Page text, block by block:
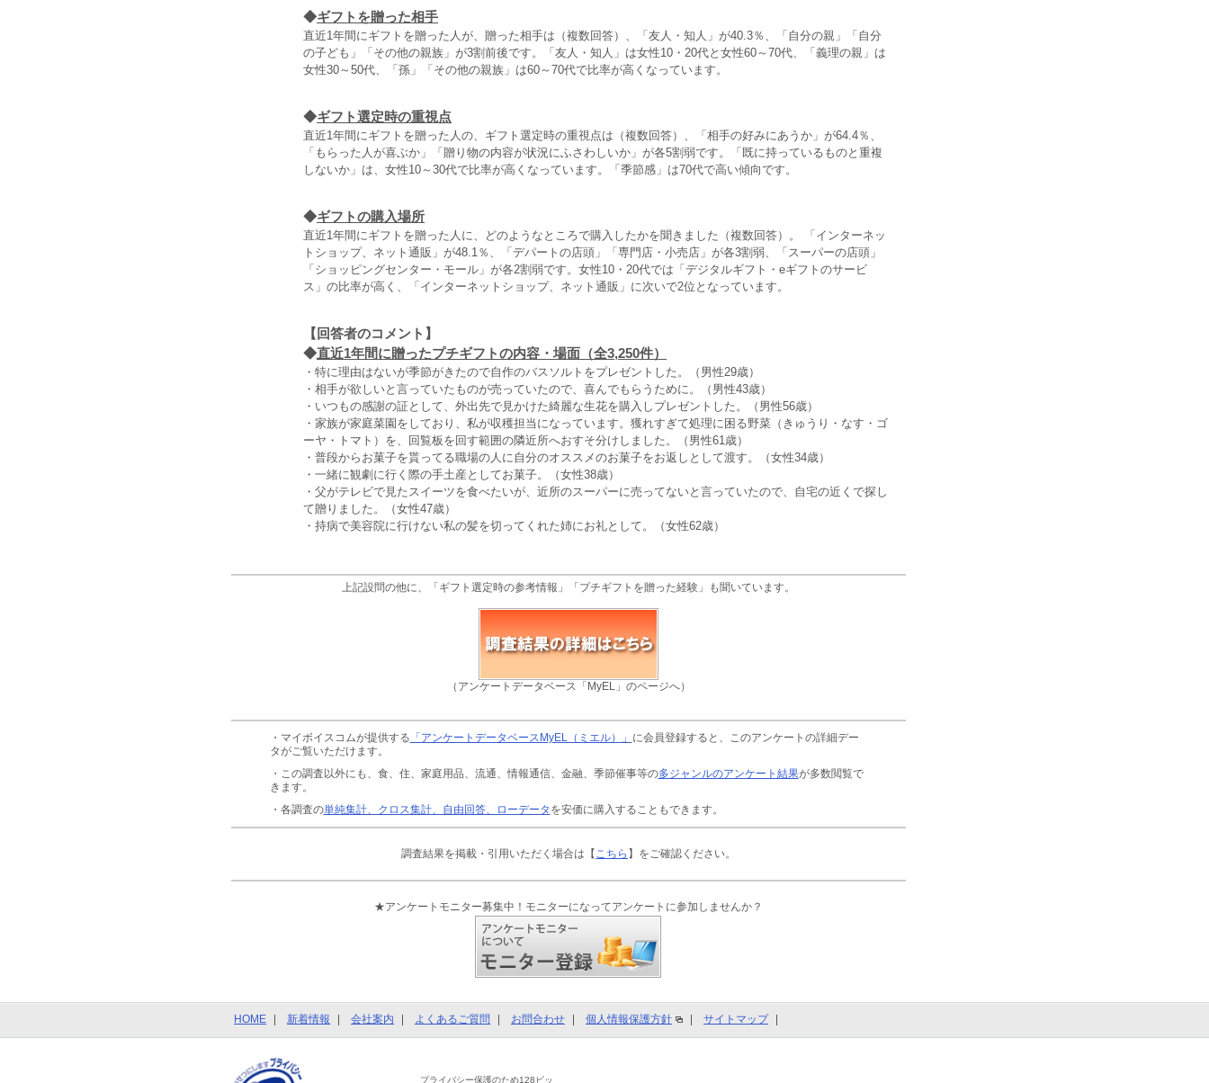
◆ギフトを贈った相手
直近1年間にギフトを贈った人が、贈った相手は（複数回答）、「友人・知人」が40.3％、「自分の親」「自分
の子ども」「その他の親族」が3割前後です。「友人・知人」は女性10・20代と女性60～70代、「義理の親」は
女性30～50代、「孫」「その他の親族」は60～70代で比率が高くなっています。
◆ギフト選定時の重視点
直近1年間にギフトを贈った人の、ギフト選定時の重視点は（複数回答）、「相手の好みにあうか」が64.4％、
「もらった人が喜ぶか」「贈り物の内容が状況にふさわしいか」が各5割弱です。「既に持っているものと重複
しないか」は、女性10～30代で比率が高くなっています。「季節感」は70代で高い傾向です。
◆ギフトの購入場所
直近1年間にギフトを贈った人に、どのようなところで購入したかを聞きました（複数回答）。 「インターネッ
トショップ、ネット通販」が48.1％、「デパートの店頭」「専門店・小売店」が各3割弱、「スーパーの店頭」
「ショッピングセンター・モール」が各2割弱です。女性10・20代では「デジタルギフト・eギフトのサービ
ス」の比率が高く、「インターネットショップ、ネット通販」に次いで2位となっています。
【回答者のコメント】
◆直近1年間に贈ったプチギフトの内容・場面（全3,250件）
・特に理由はないが季節がきたので自作のバスソルトをプレゼントした。（男性29歳）
・相手が欲しいと言っていたものが売っていたので、喜んでもらうために。（男性43歳）
・いつもの感謝の証として、外出先で見かけた綺麗な生花を購入しプレゼントした。（男性56歳）
・家族が家庭菜園をしており、私が収穫担当になっています。獲れすぎて処理に困る野菜（きゅうり・なす・ゴ
ーヤ・トマト）を、回覧板を回す範囲の隣近所へおすそ分けしました。（男性61歳）
・普段からお菓子を貰ってる職場の人に自分のオススメのお菓子をお返しとして渡す。（女性34歳）
・一緒に観劇に行く際の手土産としてお菓子。（女性38歳）
・父がテレビで見たスイーツを食べたいが、近所のスーパーに売ってないと言っていたので、自宅の近くで探し
て贈りました。（女性47歳）
・持病で美容院に行けない私の髪を切ってくれた姉にお礼として。（女性62歳）
上記設問の他に、「ギフト選定時の参考情報」「プチギフトを贈った経験」も聞いています。
（アンケートデータベース「MyEL」のページへ）
・マイボイスコムが提供する 「アンケートデータベースMyEL（ミエル）」 に会員登録すると、このアンケートの詳細デー
タがご覧いただけます。
・この調査以外にも、食、住、家庭用品、流通、情報通信、金融、季節催事等の多ジャンルのアンケート結果が多数閲覧で
きます。
・各調査の単純集計、クロス集計、自由回答、ローデータ を安価に購入することもできます。
調査結果を掲載・引用いただく場合は【 こちら 】をご確認ください。
★アンケートモニター募集中！モニターになってアンケートに参加しませんか？
HOME 新着情報 会社案内 よくあるご質問 お問合わせ 個人情報保護方針 サイトマップ
プライバシー保護のため128ビッ